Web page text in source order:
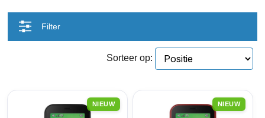
Filter
Sorteer op:
NIEUW NIEUW